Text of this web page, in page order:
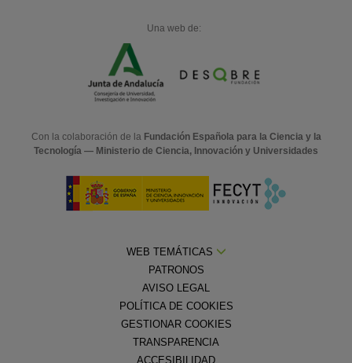
Una web de:
Con la colaboración de la Fundación Española para la Ciencia y la
Tecnología — Ministerio de Ciencia, Innovación y Universidades
WEB TEMÁTICAS
PATRONOS
AVISO LEGAL
POLÍTICA DE COOKIES
GESTIONAR COOKIES
TRANSPARENCIA
ACCESIBILIDAD